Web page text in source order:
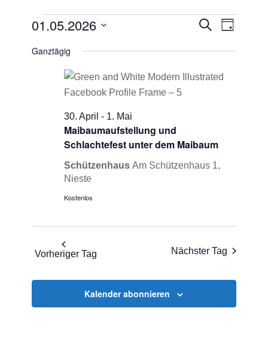
Veranstaltungen
1.
2026
Suche
Tag
01.05.2026
wählen.
Ganztägig
Maibaumaufstellung und
Schlachtefest unter dem Maibaum
30. April - 1. Mai
SchützenhausAm Schützenhaus 1,
Nieste
Kostenlos
Vorheriger Tag Nächster Tag
Kalender abonnieren